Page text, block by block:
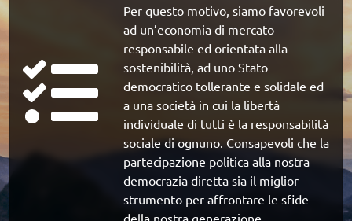
Per questo motivo, siamo favorevoli
ad un’economia di mercato
responsabile ed orientata alla
sostenibilità, ad uno Stato
democratico tollerante e solidale ed
a una società in cui la libertà
individuale di tutti è la responsabilità
sociale di ognuno. Consapevoli che la
partecipazione politica alla nostra
democrazia diretta sia il miglior
strumento per affrontare le sfide
della nostra generazione,